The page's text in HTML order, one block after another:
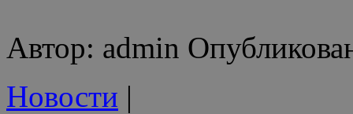
Автор: admin
Новости |